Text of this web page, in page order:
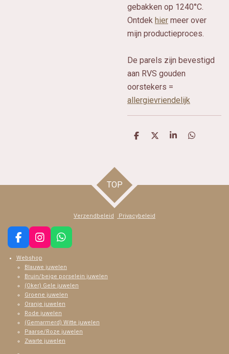
gebakken op 1240°C.
Ontdek hier meer over
mijn productieproces.
De parels zijn bevestigd
aan RVS gouden
oorstekers =
allergievriendelijk
D
D
S
D
TOP
Verzendbeleid Privacybeleid
F
a
c
e
b
o
o
I
n
s
t
a
g
r
a
m
W
h
t
s
A
p
p
Webshop
Blauwe juwelen
Bruin/beige porselein juwelen
(Oker) Gele juwelen
Groene juwelen
Oranje juwelen
Rode juwelen
(Gemarmerd) Witte juwelen
Paarse/Roze juwelen
Zwarte juwelen